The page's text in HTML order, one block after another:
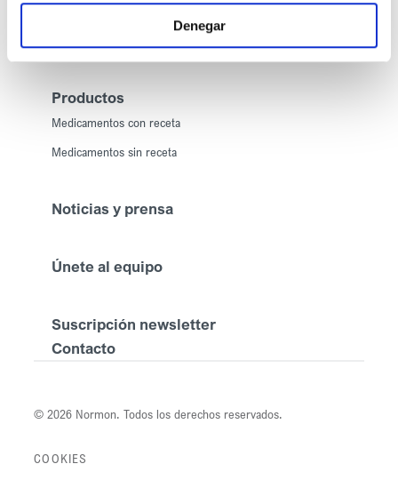
Denegar
Productos
Medicamentos con receta
Medicamentos sin receta
Noticias y prensa
Únete al equipo
Suscripción newsletter
Contacto
© 2026 Normon. Todos los derechos reservados.
COOKIES